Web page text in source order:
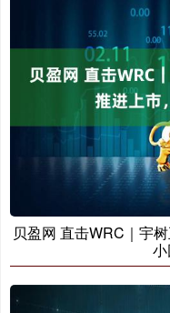
贝盈网 直击WRC｜宇